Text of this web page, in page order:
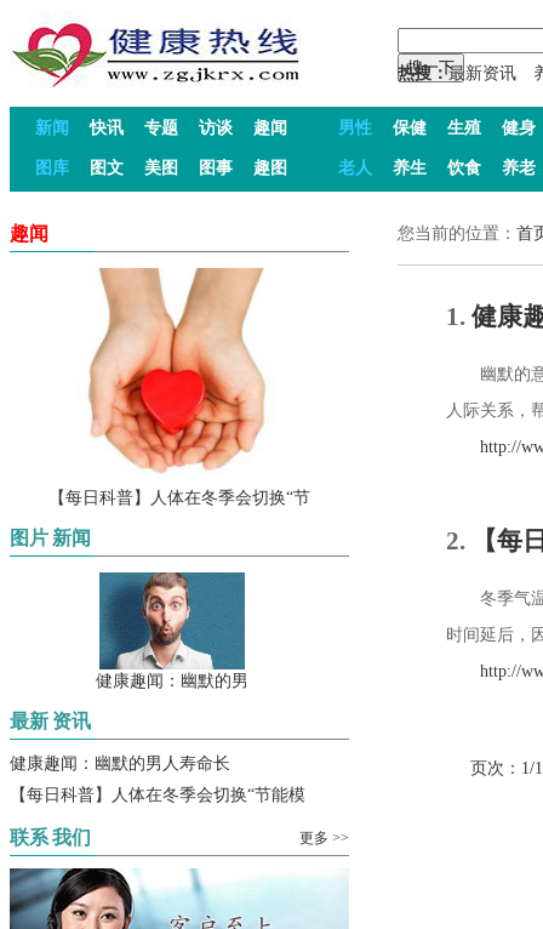
热搜：最新资讯
新闻 快讯 专题 访谈 趣闻 男性 保健 生殖 健身
图库 图文 美图 图事 趣图 老人 养生 饮食 养老
趣闻
【每日科普】人体在冬季会切换“节
图片 新闻
健康趣闻：幽默的男
最新 资讯
健康趣闻：幽默的男人寿命长
【每日科普】人体在冬季会切换“节能模
联系我们 更多 >>
您当前的位置： 首
1. 健康
幽默的意
人际关系，
http://
2. 【每
冬季气温
时间延后，
http://
页次：